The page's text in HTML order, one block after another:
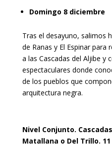
Domingo 8 diciembre
Tras el desayuno, salimos
de Ranas y El Espinar para
a las Cascadas del Aljibe y
espectaculares donde
de los pueblos que
arquitectura negra.
Nivel Conjunto.
Matallana o Del Trillo. 11